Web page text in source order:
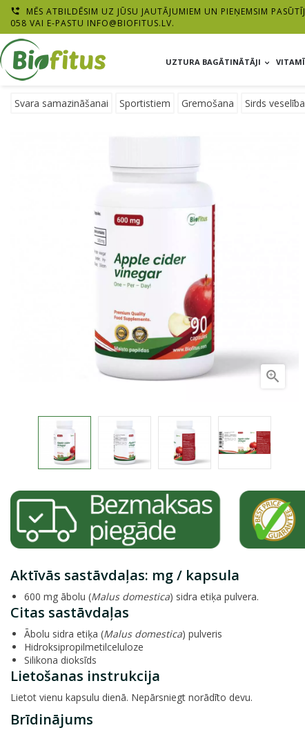

MĒS ATBILDĒSIM UZ JŪSU JAUTĀJUMIEM UN PIEŅEMSIM
058 VAI E-PASTU INFO@BIOFITUS.LV.
UZTURA BAGĀTINĀTĀJI
Svara samazināšanai Sportistiem Gremošana Sirds

Aktīvās sastāvdaļas: mg / kapsula
600 mg ābolu (Malus domestica) sidra etiķa pulvera.
Citas sastāvdaļas
Ābolu sidra etiķa (Malus domestica) pulveris
Hidroksipropilmetilceluloze
Silikona dioksīds
Lietošanas instrukcija
Lietot vienu kapsulu dienā. Nepārsniegt norādīto devu.
Brīdinājums